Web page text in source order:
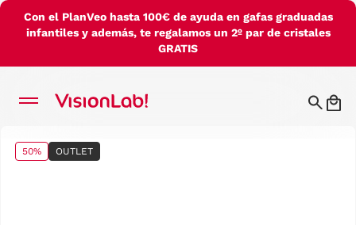
Con el PlanVeo hasta 100€ de ayuda en gafas graduadas
infantiles y además, te regalamos un 2º par de cristales
GRATIS
50% OUTLET